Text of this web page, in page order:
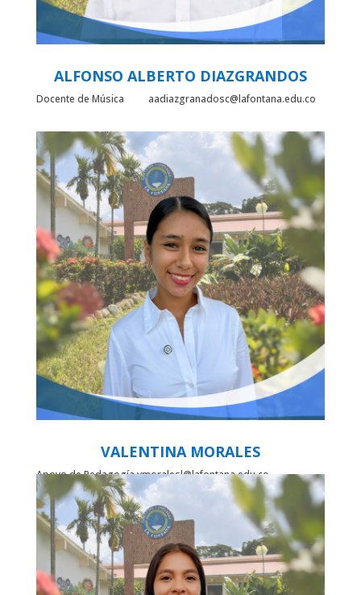
ALFONSO ALBERTO DIAZGRANDOS
Docente de Música aadiazgranadosc@lafontana.edu.co
VALENTINA MORALES
Apoyo de Pedagogíavmoralesl@lafontana.edu.co